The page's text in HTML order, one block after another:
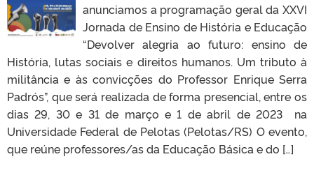
anunciamos a programação geral da XXVI
Jornada de Ensino de História e Educação
“Devolver alegria ao futuro: ensino de
História, lutas sociais e direitos humanos. Um tributo à
militância e às convicções do Professor Enrique Serra
Padrós”, que será realizada de forma presencial, entre os
dias 29, 30 e 31 de março e 1 de abril de 2023 na
Universidade Federal de Pelotas (Pelotas/RS) O evento,
que reúne professores/as da Educação Básica e do […]